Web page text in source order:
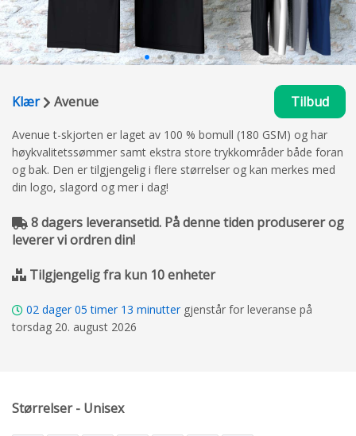
Klær Avenue Tilbud
Avenue t-skjorten er laget av 100 % bomull (180 GSM) og har
høykvalitetssømmer samt ekstra store trykkområder både foran
og bak. Den er tilgjengelig i flere størrelser og kan merkes med
din logo, slagord og mer i dag!
8 dagers leveransetid. På denne tiden produserer og
leverer vi ordren din!
Tilgjengelig fra kun 10 enheter
02 dager 05 timer 13 minutter gjenstår for leveranse på
torsdag 20. august 2026
Størrelser - Unisex